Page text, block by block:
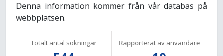
Denna information kommer från vår databas på
webbplatsen.
Totalt antal sökningar Rapporterat av användare